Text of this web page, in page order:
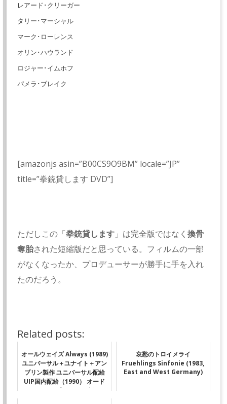
レアード･クリーガー
タリー･マーシャル
マーク･ローレンス
オリン･ハウランド
ロジャー･イムホフ
パメラ･ブレイク
[amazonjs asin=”B00CS9O9BM” locale=”JP”
title=”拳銃貸します DVD”]
ただしこの「拳銃貸します 」は完全版ではなく換骨
奪胎された短縮版だと思っている。フィルムの一部
がなくなったか、プロデューサーが勝手に手を入れ
たのだろう。
Related posts:
オールウェイズ Always (1989)
ユニバーサル＋ユナイト＋アン
ブリン製作 ユニバーサル配給
UIP国内配給（1990） オード
リー・ヘップバーンの遺作
哀愁のトロイメライ
Fruehlings Sinfonie (1983,
East and West Germany)